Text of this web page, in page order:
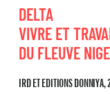
DELTA
VIVRE ET
DU FLEUVE
IRD ET EDITIONS DONNIYA,